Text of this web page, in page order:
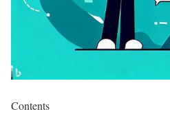
Contents